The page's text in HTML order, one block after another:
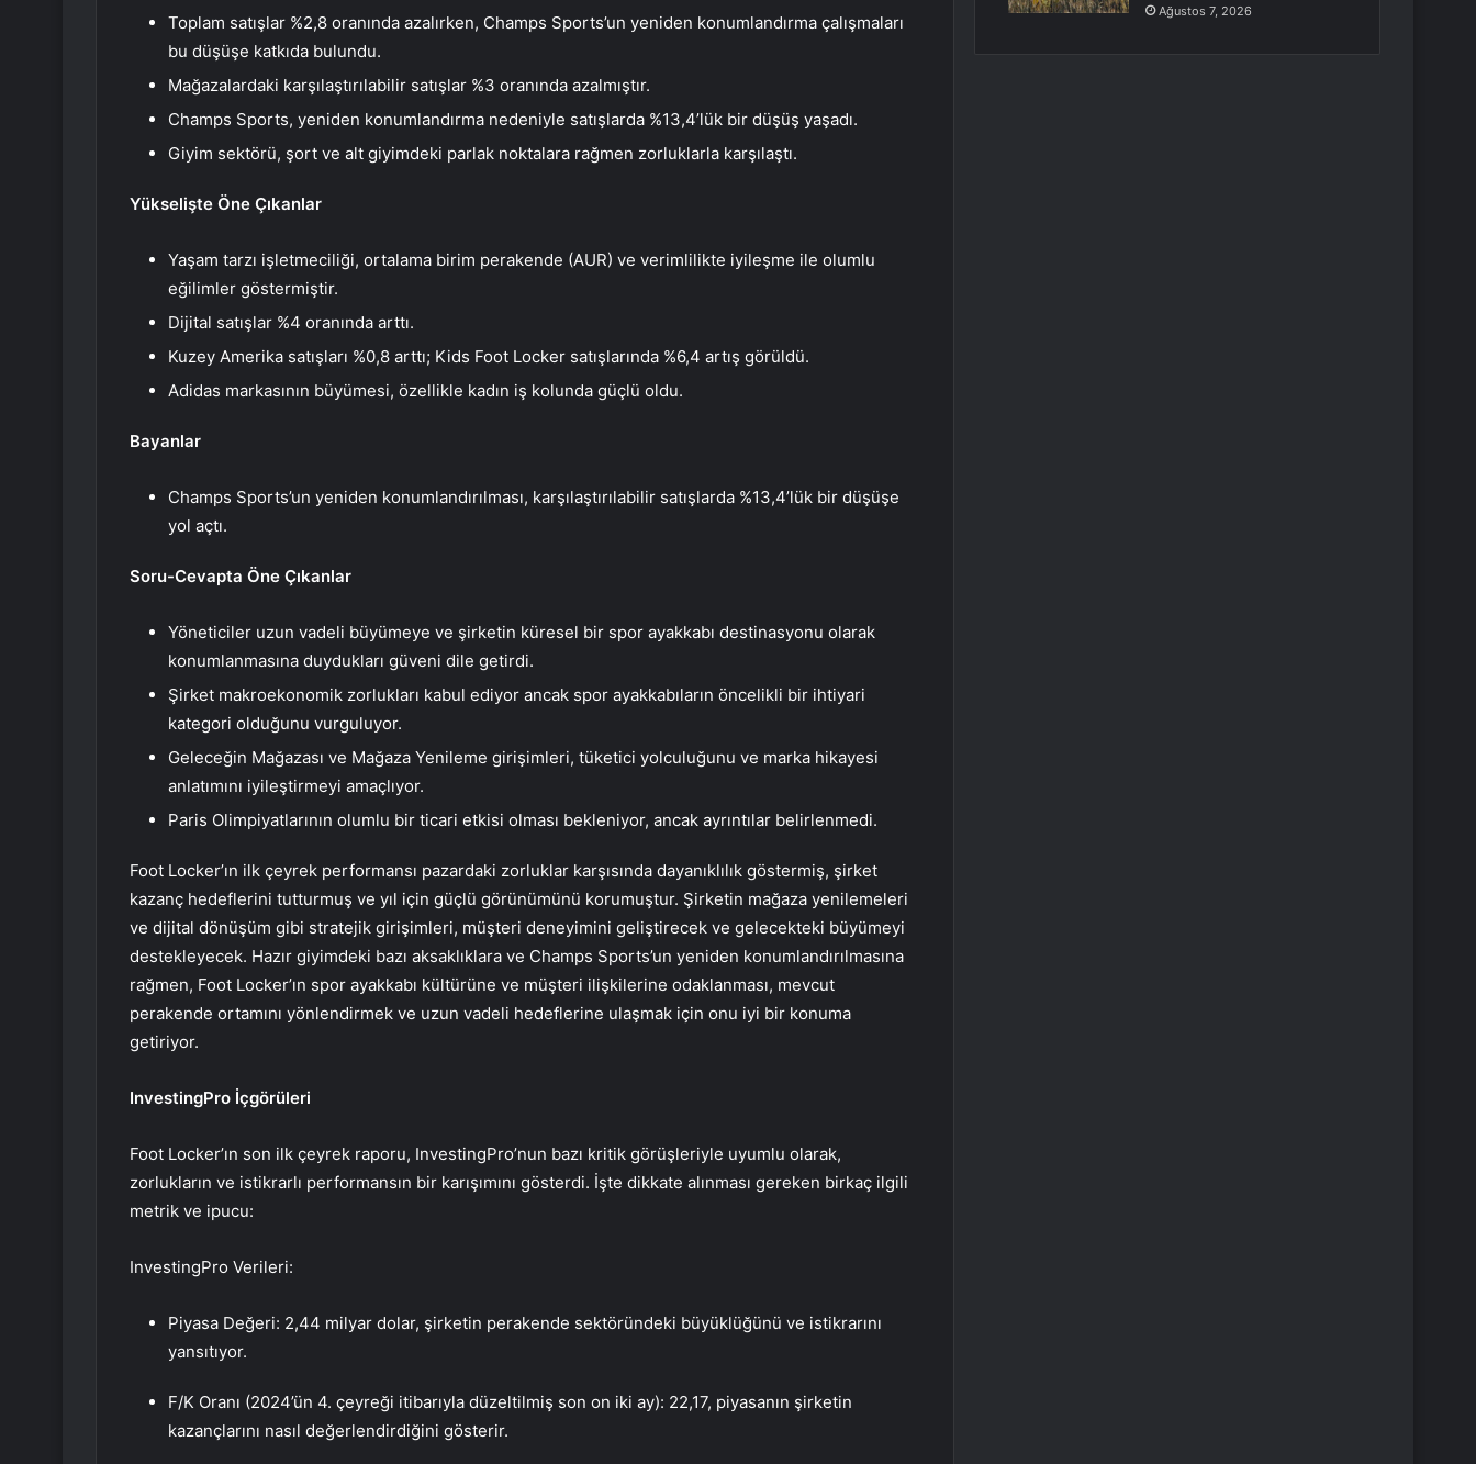
Toplam satışlar %2,8 oranında azalırken, Champs Sports’un yeniden konumlandırma çalışmaları
bu düşüşe katkıda bulundu.
Mağazalardaki karşılaştırılabilir satışlar %3 oranında azalmıştır.
Champs Sports, yeniden konumlandırma nedeniyle satışlarda %13,4’lük bir düşüş yaşadı.
Giyim sektörü, şort ve alt giyimdeki parlak noktalara rağmen zorluklarla karşılaştı.
Yükselişte Öne Çıkanlar
Yaşam tarzı işletmeciliği, ortalama birim perakende (AUR) ve verimlilikte iyileşme ile olumlu
eğilimler göstermiştir.
Dijital satışlar %4 oranında arttı.
Kuzey Amerika satışları %0,8 arttı; Kids Foot Locker satışlarında %6,4 artış görüldü.
Adidas markasının büyümesi, özellikle kadın iş kolunda güçlü oldu.
Bayanlar
Champs Sports’un yeniden konumlandırılması, karşılaştırılabilir satışlarda %13,4’lük bir düşüşe
yol açtı.
Soru-Cevapta Öne Çıkanlar
Yöneticiler uzun vadeli büyümeye ve şirketin küresel bir spor ayakkabı destinasyonu olarak
konumlanmasına duydukları güveni dile getirdi.
Şirket makroekonomik zorlukları kabul ediyor ancak spor ayakkabıların öncelikli bir ihtiyari
kategori olduğunu vurguluyor.
Geleceğin Mağazası ve Mağaza Yenileme girişimleri, tüketici yolculuğunu ve marka hikayesi
anlatımını iyileştirmeyi amaçlıyor.
Paris Olimpiyatlarının olumlu bir ticari etkisi olması bekleniyor, ancak ayrıntılar belirlenmedi.
Foot Locker’ın ilk çeyrek performansı pazardaki zorluklar karşısında dayanıklılık göstermiş, şirket
kazanç hedeflerini tutturmuş ve yıl için güçlü görünümünü korumuştur. Şirketin mağaza yenilemeleri
ve dijital dönüşüm gibi stratejik girişimleri, müşteri deneyimini geliştirecek ve gelecekteki büyümeyi
destekleyecek. Hazır giyimdeki bazı aksaklıklara ve Champs Sports’un yeniden konumlandırılmasına
rağmen, Foot Locker’ın spor ayakkabı kültürüne ve müşteri ilişkilerine odaklanması, mevcut
perakende ortamını yönlendirmek ve uzun vadeli hedeflerine ulaşmak için onu iyi bir konuma
getiriyor.
InvestingPro İçgörüleri
Foot Locker’ın son ilk çeyrek raporu, InvestingPro’nun bazı kritik görüşleriyle uyumlu olarak,
zorlukların ve istikrarlı performansın bir karışımını gösterdi. İşte dikkate alınması gereken birkaç ilgili
metrik ve ipucu:
InvestingPro Verileri:
Piyasa Değeri: 2,44 milyar dolar, şirketin perakende sektöründeki büyüklüğünü ve istikrarını
yansıtıyor.
F/K Oranı (2024’ün 4. çeyreği itibarıyla düzeltilmiş son on iki ay): 22,17, piyasanın şirketin
kazançlarını nasıl değerlendirdiğini gösterir.
Ağustos 7, 2026